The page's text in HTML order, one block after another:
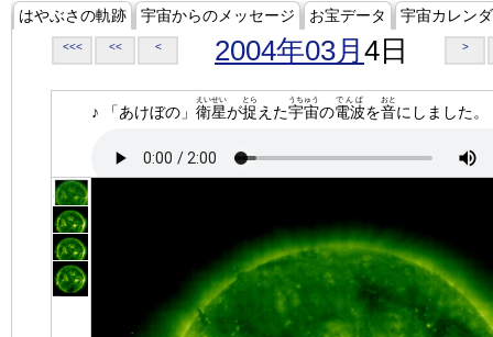
はやぶさの軌跡 宇宙からのメッセージ お宝データ 宇宙カレン
<<< << < 2004年03月 4日 >
♪ 「あけぼの」 衛星
えいせい
が捉
とら
えた宇宙
うちゅう
の電波
でんぱ
を音
おと
にしました。